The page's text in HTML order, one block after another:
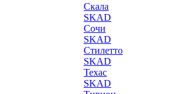
Скала
SKAD
Сочи
SKAD
Стилетто
SKAD
Техас
SKAD